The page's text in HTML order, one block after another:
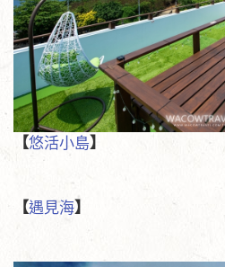
【悠活小島】
【遇見海】